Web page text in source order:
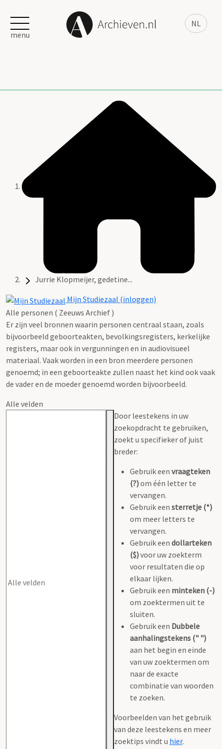
NL
menu
Jurrie Klopmeijer, gedetine...
Mijn Studiezaal (inloggen)
Alle personen ( Zeeuws Archief )
Er zijn veel bronnen waarin personen centraal staan, zoals
bijvoorbeeld geboorteakten, bevolkingsregisters, kerkelijke
registers, maar ook in vergunningen en in audiovisueel
materiaal. Vaak worden in een bron meerdere personen
genoemd; in een geboorteakte zullen naast het kind ook vaak
de vader en de moeder genoemd worden bijvoorbeeld.
Alle velden
Door leestekens in uw
zoekopdracht te gebruiken,
zoekt u specifieker of juist
breder:
Gebruik een vraagteken
(?)om één letter te
vervangen.
Gebruik een sterretje (*)
om meer letters te
vervangen.
Gebruik een dollarteken
($)voor uw zoekterm
voor resultaten die op
elkaar lijken.
Gebruik een minteken (-)
om zoektermen uit te
sluiten.
Gebruik een Dubbele
aanhalingstekens (" ")
aan het begin en einde
van uw zoektermen om
naar de exacte
combinatie van woorden
te zoeken.
Voorbeelden van het gebruik
van deze leestekens en meer
zoektips vindt u hier.